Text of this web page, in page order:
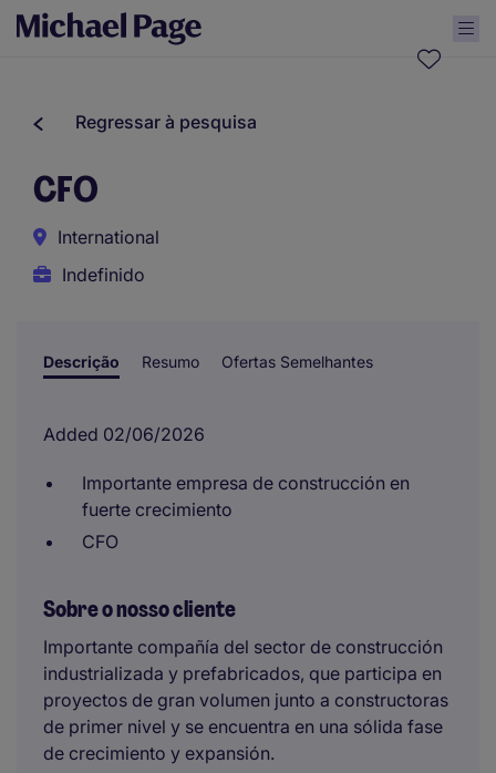
Regressar à pesquisa
CFO
International
Indefinido
Descrição Resumo Ofertas Semelhantes
Added 02/06/2026
Importante empresa de construcción en
fuerte crecimiento
CFO
Sobre o nosso cliente
Importante compañía del sector de construcción
industrializada y prefabricados, que participa en
proyectos de gran volumen junto a constructoras
de primer nivel y se encuentra en una sólida fase
de crecimiento y expansión.